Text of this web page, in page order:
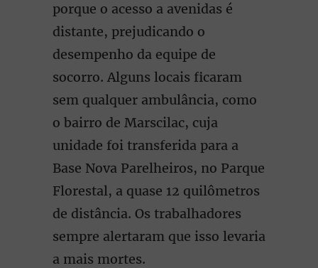
porque o acesso a avenidas é
distante, prejudicando o
desempenho da equipe de
socorro. Alguns locais ficaram
sem qualquer ambulância, como
o bairro de Marscilac, cuja
unidade foi transferida para a
Base Nova Parelheiros, no Parque
Florestal, a quase 12 quilômetros
de distância. Os trabalhadores
sempre alertaram que isso levaria
a mais mortes.